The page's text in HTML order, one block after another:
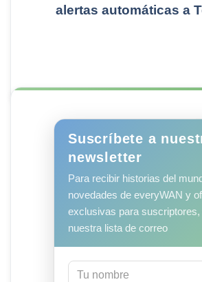
alertas automáticas a
100%
open source, sin
Suscríbete a
newsletter
Para recibir historias del
novedades de everyWAN y
exclusivas para suscriptores,
nuestra lista de correo